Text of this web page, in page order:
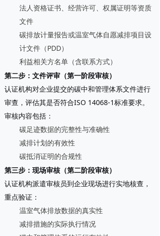
法人资格证书、经营许可、权属证明等资质
文件
碳排放计量报告或温室气体自愿减排项目设
计文件（PDD）
利益相关方名单（含联系方式）
第二步：文件评审（第一阶段审核）
认证机构对企业提交的碳中和管理体系文件进行
审查，评估其是否符合ISO 14068-1标准要求。
审核内容包括：
碳足迹数据的完整性与准确性
减排计划的有效性
碳抵消证明的合规性
第三步：现场审核（第二阶段审核）
认证机构派遣审核员到企业现场进行实地核查，
重点验证：
温室气体排放数据的真实性
减排措施的实际执行情况